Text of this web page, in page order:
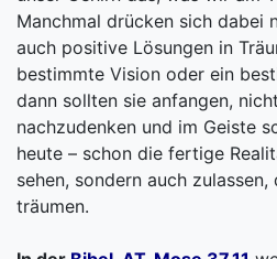
Manchmal drücken sich dabei
auch positive Lösungen in
bestimmte Vision oder ein
dann sollten sie anfangen,
nachzudenken und im Geiste
heute – schon die fertige
sehen, sondern auch
träumen.